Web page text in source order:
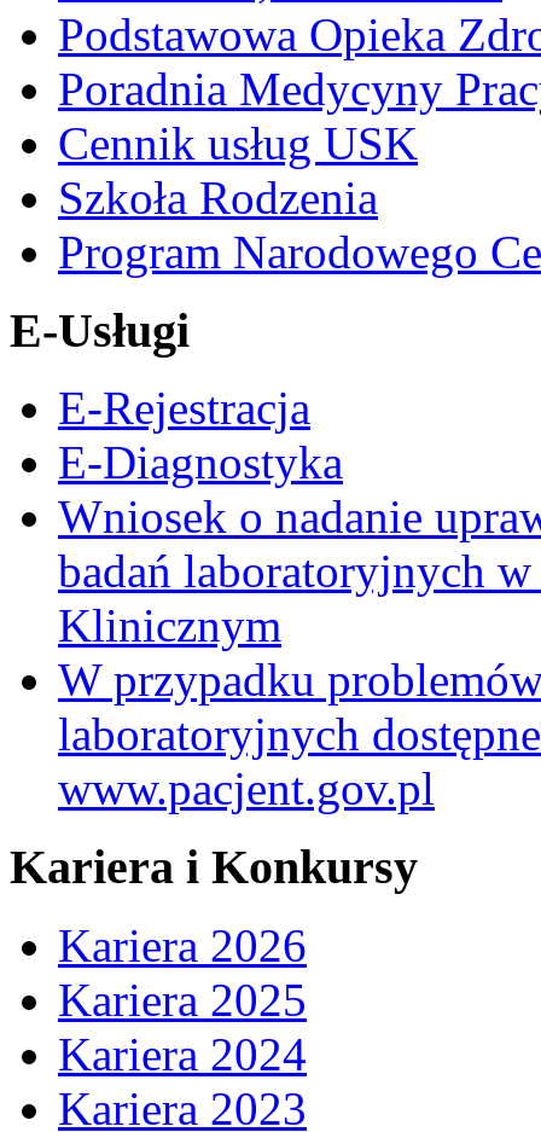
Podstawowa Opieka
Poradnia Medycyny
Cennik usług USK
Szkoła Rodzenia
Program Narodowego
E-Usługi
E-Rejestracja
E-Diagnostyka
Wniosek o nadanie
badań laboratoryjnych
Klinicznym
W przypadku
laboratoryjnych
www.pacjent.gov.pl
Kariera i Konkursy
Kariera 2026
Kariera 2025
Kariera 2024
Kariera 2023